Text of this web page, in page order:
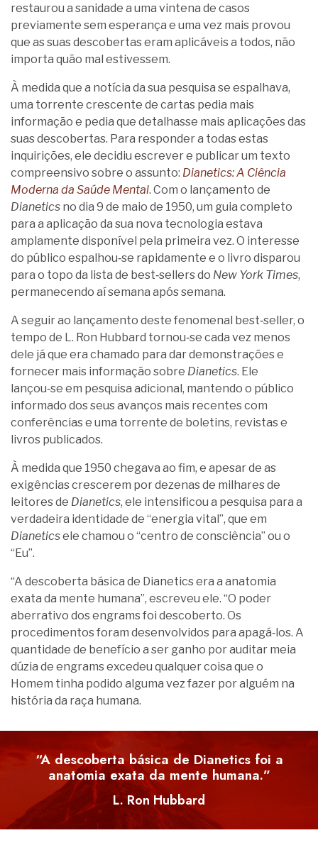
restaurou a sanidade a uma vintena de casos
previamente sem esperança e uma vez mais provou
que as suas descobertas eram aplicáveis a todos, não
importa quão mal estivessem.
À medida que a notícia da sua pesquisa se espalhava,
uma torrente crescente de cartas pedia mais
informação e pedia que detalhasse mais aplicações das
suas descobertas. Para responder a todas estas
inquirições, ele decidiu escrever e publicar um texto
compreensivo sobre o assunto: Dianetics: A Ciência
Moderna da Saúde Mental. Com o lançamento de
Dianetics no dia 9 de maio de 1950, um guia completo
para a aplicação da sua nova tecnologia estava
amplamente disponível pela primeira vez. O interesse
do público espalhou‑se rapidamente e o livro disparou
para o topo da lista de best‑sellers do New York Times,
permanecendo aí semana após semana.
A seguir ao lançamento deste fenomenal best‑seller, o
tempo de L. Ron Hubbard tornou‑se cada vez menos
dele já que era chamado para dar demonstrações e
fornecer mais informação sobre Dianetics. Ele
lançou‑se em pesquisa adicional, mantendo o público
informado dos seus avanços mais recentes com
conferências e uma torrente de boletins, revistas e
livros publicados.
À medida que 1950 chegava ao fim, e apesar de as
exigências crescerem por dezenas de milhares de
leitores de Dianetics, ele intensificou a pesquisa para a
verdadeira identidade de “energia vital”, que em
Dianeticsele chamou o “centro de consciência” ou o
“Eu”.
“A descoberta básica de Dianetics era a anatomia
exata da mente humana”, escreveu ele. “O poder
aberrativo dos engrams foi descoberto. Os
procedimentos foram desenvolvidos para apagá‑los. A
quantidade de benefício a ser ganho por auditar meia
dúzia de engrams excedeu qualquer coisa que o
Homem tinha podido alguma vez fazer por alguém na
história da raça humana.
“A descoberta básica de Dianetics foi a
anatomia exata da mente humana.”
L. Ron Hubbard